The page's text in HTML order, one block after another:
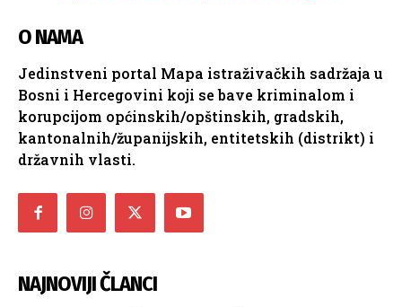
O NAMA
Jedinstveni portal Mapa istraživačkih sadržaja u
Bosni i Hercegovini koji se bave kriminalom i
korupcijom općinskih/opštinskih, gradskih,
kantonalnih/županijskih, entitetskih (distrikt) i
državnih vlasti.
NAJNOVIJI ČLANCI